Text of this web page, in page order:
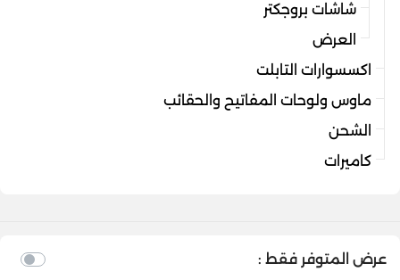
شاشات بروجكتر
العرض
اكسسوارات التابلت
ماوس ولوحات المفاتيح والحقائب
الشحن
كاميرات
عرض المتوفر فقط :